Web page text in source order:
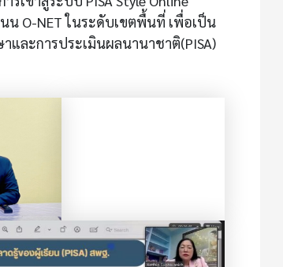
น O-NET ในระดับเขตพื้นที่ เพื่อเป็น
ละการประเมินผลนานาชาติ(PISA)